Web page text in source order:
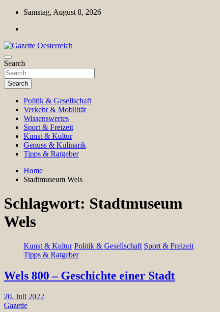
Skip
content
Samstag, August 8, 2026
Gazette Oesterreich
Magazin für Freizeit, Politik, Kultur & Wissenschaft
Search
Search
Politik & Gesellschaft
Verkehr & Mobilität
Wissenswertes
Sport & Freizeit
Kunst & Kultur
Genuss & Kulinarik
Tipps & Ratgeber
Home
Stadtmuseum Wels
Schlagwort: Stadtmuseum
Wels
Kunst & Kultur Politik & Gesellschaft Sport & Freizeit
Tipps & Ratgeber
Wels 800 – Geschichte einer Stadt
20. Juli 2022
Gazette